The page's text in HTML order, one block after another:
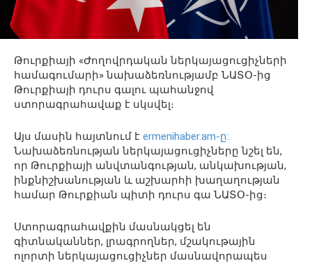
Թուրքիայի «Ժողովրդական ներկայացուցիչների
համագումարի» նախաձեռնությամբ ՆԱՏՕ-ից
Թուրքիայի դուրս գալու պահանջով
ստորագրահավաք է սկսվել։
Այս մասին հայտնում է ermenihaber.am-ը:
Նախաձեռնության ներկայացուցիչները նշել են,
որ Թուրքիայի անվտանգության, անկախության,
ինքնիշխանության և աշխարհի խաղաղության
համար Թուրքիան պիտի դուրս գա ՆԱՏՕ-ից։
Ստորագրահավքին մասնակցել են
գիտնականներ, լրագրողներ, մշակութային
ոլորտի ներկայացուցիչներ մասնավորապես